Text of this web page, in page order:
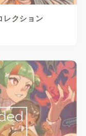
クション